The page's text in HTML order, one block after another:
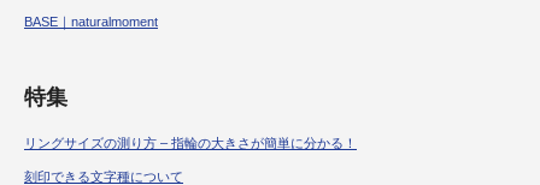
BASE｜naturalmoment
特集
リングサイズの測り方 – 指輪の大きさが簡単に分かる！
刻印できる文字種について